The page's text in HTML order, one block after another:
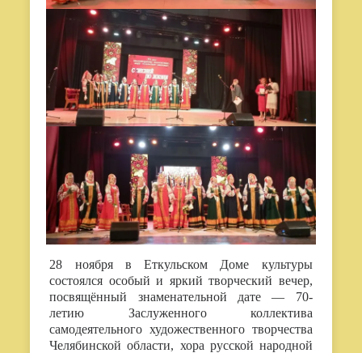
28 ноября в Еткульском Доме культуры
состоялся особый и яркий творческий вечер,
посвящённый знаменательной дате — 70-
летию Заслуженного коллектива
самодеятельного художественного творчества
Челябинской области, хора русской народной